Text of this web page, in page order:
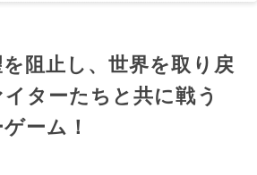
阻止し、世界を取り戻
ターたちと共に戦う
ーム！